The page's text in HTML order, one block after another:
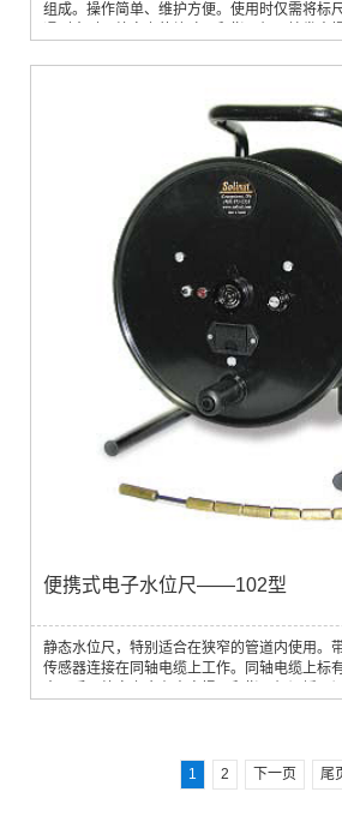
组成。操作简单、维护方便。使用时仅需将标
读。此水位尺有多种类型可选，标尺带长度从
便携式电子水位尺——102型
静态水位尺，特别适合在狭窄的管道内使用。
传感器连接在同轴电缆上工作。同轴电缆上标
1
2 下一页 尾